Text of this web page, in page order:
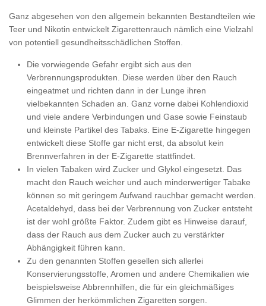
Ganz abgesehen von den allgemein bekannten Bestandteilen wie
Teer und Nikotin entwickelt Zigarettenrauch nämlich eine Vielzahl
von potentiell gesundheitsschädlichen Stoffen.
Die vorwiegende Gefahr ergibt sich aus den
Verbrennungsprodukten. Diese werden über den Rauch
eingeatmet und richten dann in der Lunge ihren
vielbekannten Schaden an. Ganz vorne dabei Kohlendioxid
und viele andere Verbindungen und Gase sowie Feinstaub
und kleinste Partikel des Tabaks. Eine E-Zigarette hingegen
entwickelt diese Stoffe gar nicht erst, da absolut kein
Brennverfahren in der E-Zigarette stattfindet.
In vielen Tabaken wird Zucker und Glykol eingesetzt. Das
macht den Rauch weicher und auch minderwertiger Tabake
können so mit geringem Aufwand rauchbar gemacht werden.
Acetaldehyd, dass bei der Verbrennung von Zucker entsteht
ist der wohl größte Faktor. Zudem gibt es Hinweise darauf,
dass der Rauch aus dem Zucker auch zu verstärkter
Abhängigkeit führen kann.
Zu den genannten Stoffen gesellen sich allerlei
Konservierungsstoffe, Aromen und andere Chemikalien wie
beispielsweise Abbrennhilfen, die für ein gleichmäßiges
Glimmen der herkömmlichen Zigaretten sorgen.